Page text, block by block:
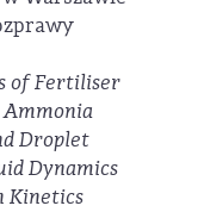
of Fertiliser
Droplet
Dynamics
Kinetics